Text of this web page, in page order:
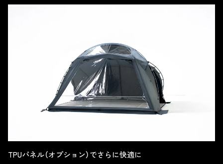
TPUパネル（オプション）でさらに快適に